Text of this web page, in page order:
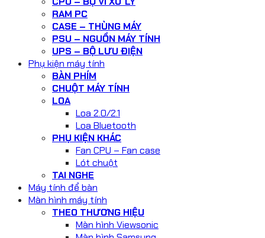
RAM PC
CASE – THÙNG MÁY
PSU – NGUỒN MÁY TÍNH
UPS – BỘ LƯU ĐIỆN
Phụ kiện máy tính
BÀN PHÍM
CHUỘT MÁY TÍNH
LOA
Loa 2.0/2.1
Loa Bluetooth
PHỤ KIỆN KHÁC
Fan CPU – Fan case
Lót chuột
TAI NGHE
Máy tính để bàn
Màn hình máy tính
THEO THƯƠNG HIỆU
Màn hình Viewsonic